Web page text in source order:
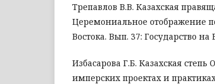
Трепавлов В.В. Казахская
Церемониальное отображение
Востока. Вып. 37: Государство на
Избасарова Г.Б. Казахская степь
имперских проектах и